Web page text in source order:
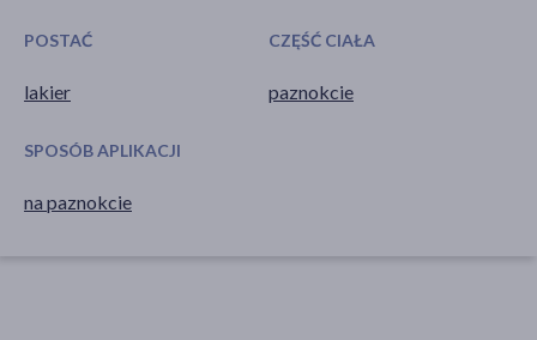
POSTAĆ
lakier
CZĘŚĆ CIAŁA
paznokcie
SPOSÓB APLIKACJI
na paznokcie